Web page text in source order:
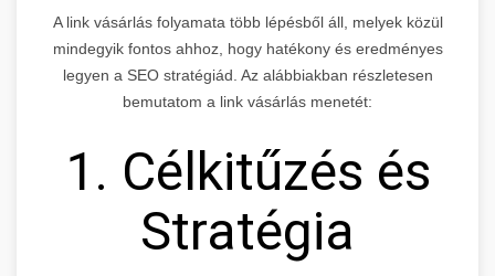
A link vásárlás folyamata több lépésből áll, melyek közül
mindegyik fontos ahhoz, hogy hatékony és eredményes
legyen a SEO stratégiád. Az alábbiakban részletesen
bemutatom a link vásárlás menetét:
1. Célkitűzés és
Stratégia